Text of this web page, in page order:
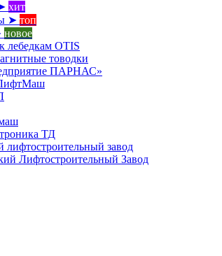
хит
➤ топ
новое
лебедкам OTIS
товодки
ПАРНАС»
ТД
лифтостроительный завод
Лифтостроительный Завод